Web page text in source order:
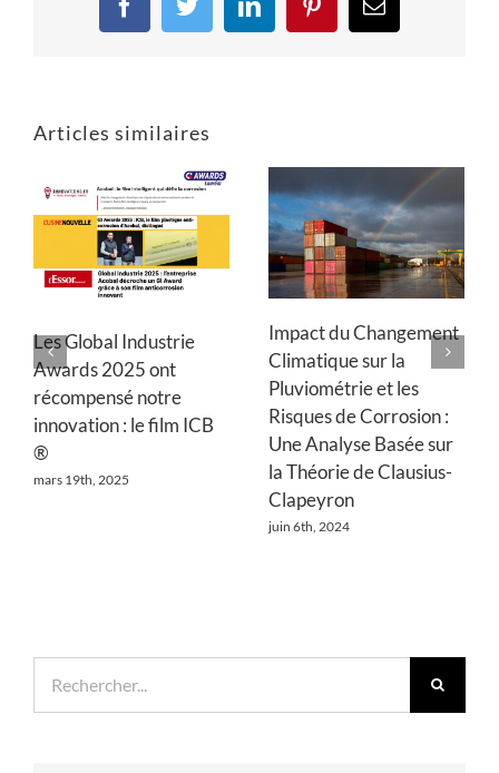
FacebookTwitterLinkedInPinterestEmail
Articles similaires
Les Global Industrie
Awards 2025 ont
récompensé notre
innovation : le film ICB
®
mars 19th, 2025
Impact du Changement
Climatique sur la
Pluviométrie et les
Risques de Corrosion :
Une Analyse Basée sur
la Théorie de Clausius-
Clapeyron
juin 6th, 2024